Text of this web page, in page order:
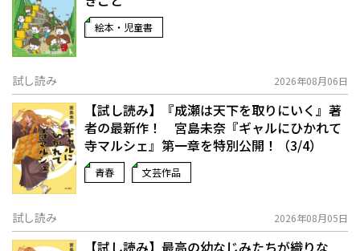
絵本・児童書
試し読み 2026年08月06日
【試し読み】『成瀬は天下を取りにいく』著
者の最新作！ 宮島未奈『ギャルにひかれて
寺マルシェ』第一章を特別公開！（3/4）
青春 文芸作品
試し読み 2026年08月05日
【試し読み】最高の幼なじみたちが織りな